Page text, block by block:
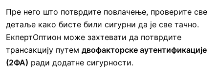
Пре него што потврдите повлачење, проверите све
детаље како бисте били сигурни да је све тачно.
ЕкпертОптион може захтевати да потврдите
трансакцију путем двофакторске аутентификације
(2ФА) ради додатне сигурности.